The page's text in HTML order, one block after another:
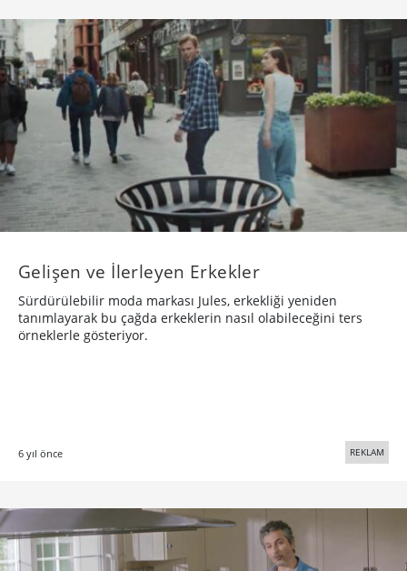
Gelişen ve İlerleyen Erkekler
Sürdürülebilir moda markası Jules, erkekliği yeniden
tanımlayarak bu çağda erkeklerin nasıl olabileceğini ters
örneklerle gösteriyor.
6 yıl önce REKLAM